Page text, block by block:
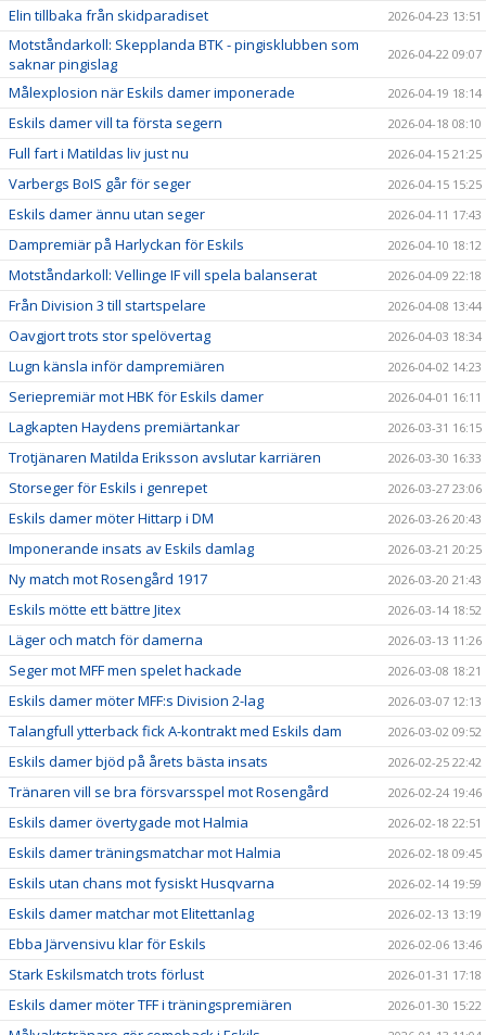
Elin tillbaka från skidparadiset 2026-04-23 13:51
Motståndarkoll: Skepplanda BTK - pingisklubben som
saknar pingislag
2026-04-22 09:07
Målexplosion när Eskils damer imponerade 2026-04-19 18:14
Eskils damer vill ta första segern 2026-04-18 08:10
Full fart i Matildas liv just nu 2026-04-15 21:25
Varbergs BoIS går för seger 2026-04-15 15:25
Eskils damer ännu utan seger 2026-04-11 17:43
Dampremiär på Harlyckan för Eskils 2026-04-10 18:12
Motståndarkoll: Vellinge IF vill spela balanserat 2026-04-09 22:18
Från Division 3 till startspelare 2026-04-08 13:44
Oavgjort trots stor spelövertag 2026-04-03 18:34
Lugn känsla inför dampremiären 2026-04-02 14:23
Seriepremiär mot HBK för Eskils damer 2026-04-01 16:11
Lagkapten Haydens premiärtankar 2026-03-31 16:15
Trotjänaren Matilda Eriksson avslutar karriären 2026-03-30 16:33
Storseger för Eskils i genrepet 2026-03-27 23:06
Eskils damer möter Hittarp i DM 2026-03-26 20:43
Imponerande insats av Eskils damlag 2026-03-21 20:25
Ny match mot Rosengård 1917 2026-03-20 21:43
Eskils mötte ett bättre Jitex 2026-03-14 18:52
Läger och match för damerna 2026-03-13 11:26
Seger mot MFF men spelet hackade 2026-03-08 18:21
Eskils damer möter MFF:s Division 2-lag 2026-03-07 12:13
Talangfull ytterback fick A-kontrakt med Eskils dam 2026-03-02 09:52
Eskils damer bjöd på årets bästa insats 2026-02-25 22:42
Tränaren vill se bra försvarsspel mot Rosengård 2026-02-24 19:46
Eskils damer övertygade mot Halmia 2026-02-18 22:51
Eskils damer träningsmatchar mot Halmia 2026-02-18 09:45
Eskils utan chans mot fysiskt Husqvarna 2026-02-14 19:59
Eskils damer matchar mot Elitettanlag 2026-02-13 13:19
Ebba Järvensivu klar för Eskils 2026-02-06 13:46
Stark Eskilsmatch trots förlust 2026-01-31 17:18
Eskils damer möter TFF i träningspremiären 2026-01-30 15:22